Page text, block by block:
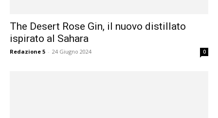
The Desert Rose Gin, il nuovo distillato
ispirato al Sahara
Redazione 5 - 24 Giugno 2024 0